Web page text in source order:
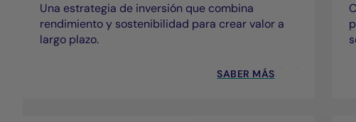
Una estrategia de inversión que combina
rendimiento y sostenibilidad para crear valor a
largo plazo.
SABER MÁS